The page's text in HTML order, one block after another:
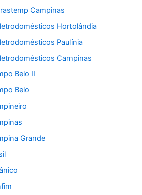
Campinas
Hortolândia
Paulínia
Campinas
Belo II
Belo
Grande